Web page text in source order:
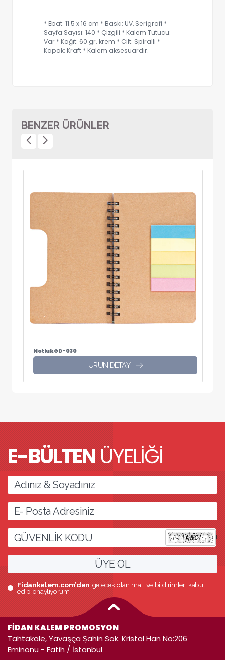
* Ebat: 11.5 x 16 cm * Baskı: UV, Serigrafi *
Sayfa Sayısı: 140 * Çizgili * Kalem Tutucu:
Var * Kağıt: 60 gr. krem * Cilt: Spiralli *
Kapak: Kraft * Kalem aksesuardır.
BENZER ÜRÜNLER
Notluk GD-030
ÜRÜN DETAYI
E-BÜLTENÜYELİĞİ
l
ÜYE OL
Fidankalem.com’dangelecek olan mail ve bildirimleri kabul
edip onaylıyorum
FİDAN KALEM PROMOSYON
Tahtakale, Yavaşça Şahin Sok. Kristal Han No:206
Eminönü - Fatih / İstanbul